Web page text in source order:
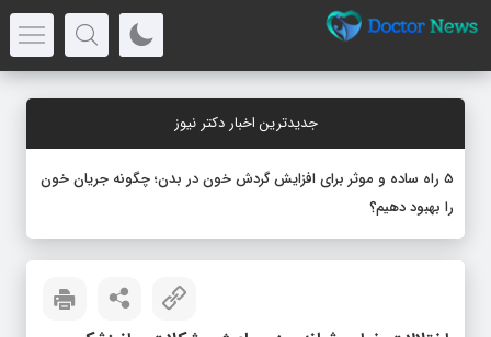
جدیدترین اخبار دکتر نیوز
۵ راه ساده و موثر برای افزایش گردش خون در بدن؛ چگونه جریان خون
را بهبود دهیم؟